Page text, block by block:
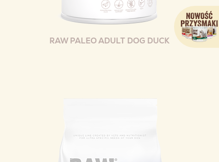
RAW PALEO ADULT DOG DUCK